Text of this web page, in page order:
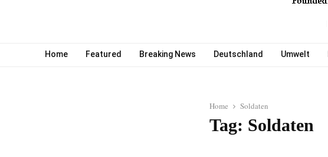
Home Featured Breaking News Deutschland Umwelt
Home Soldaten
Tag: Soldaten